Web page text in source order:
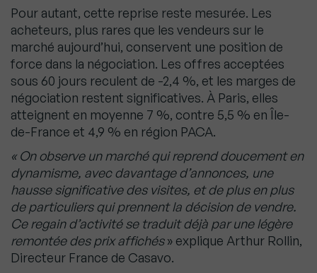
Pour autant, cette reprise reste mesurée. Les
acheteurs, plus rares que les vendeurs sur le
marché aujourd’hui, conservent une position de
force dans la négociation. Les offres acceptées
sous 60 jours reculent de -2,4 %, et les marges de
négociation restent significatives. À Paris, elles
atteignent en moyenne 7 %, contre 5,5 % en Île-
de-France et 4,9 % en région PACA.
« On observe un marché qui reprend doucement en
dynamisme, avec davantage d’annonces, une
hausse significative des visites, et de plus en plus
de particuliers qui prennent la décision de vendre.
Ce regain d’activité se traduit déjà par une légère
remontée des prix affichés» explique Arthur Rollin,
Directeur France de Casavo.